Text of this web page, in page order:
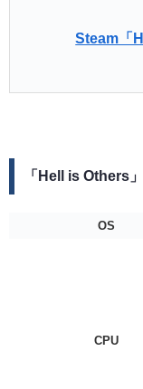
Steam「
「Hell is Others
OS
CPU